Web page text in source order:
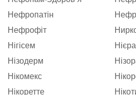
Нефропатін
Нефрофіт
Нігісем
Нізодерм
Нікомекс
Нікоретте